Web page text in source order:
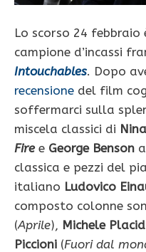
Lo scorso 24
campione d’incassi
Intouchables. Dopo
recensione del film
soffermarci sulla
miscela classici di
Firee George Benson
classica e pezzi del
italiano Ludovico
composto colonne
(Aprile), Michele
Piccioni (Fuori dal